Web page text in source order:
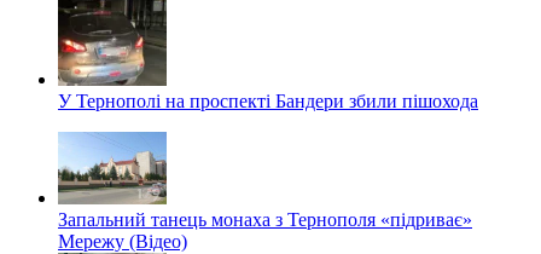
У Тернополі на проспекті Бандери збили пішохода
Запальний танець монаха з Тернополя «підриває»
Мережу (Відео)